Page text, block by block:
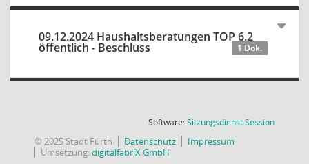
09.12.2024 Haushaltsberatungen TOP 6.2
öffentlich - Beschluss 1 Dok.
Software:SitzungsdienstSession(Wird in
© 2025 Stadt Fürth Datenschutz
Impressum
Umsetzung:digitalfabriX GmbH